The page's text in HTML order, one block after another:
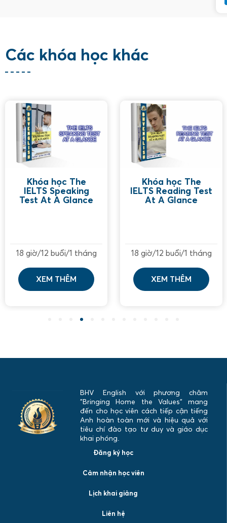
Các khóa học khác
Khóa học The
IELTS Speaking
Test At A Glance
18 giờ/12 buổi/1 tháng
XEM THÊM
Khóa học The
IELTS Reading Test
At A Glance
18 giờ/12 buổi/1 tháng
XEM THÊM
BHV English với phương châm
"Bringing Home the Values" mang
đến cho học viên cách tiếp cận tiếng
Anh hoàn toàn mới và hiệu quả với
tiêu chí đào tạo tư duy và giáo dục
khai phóng.
Đăng ký học
Cảm nhận học viên
Lịch khai giảng
Liên hệ